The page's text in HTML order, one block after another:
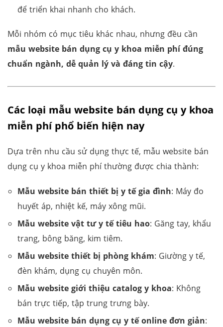
để triển khai nhanh cho khách.
Mỗi nhóm có mục tiêu khác nhau, nhưng đều cần
mẫu website bán dụng cụ y khoa miễn phí đúng
chuẩn ngành, dễ quản lý và đáng tin cậy.
Các loại mẫu website bán dụng cụ y khoa
miễn phí phổ biến hiện nay
Dựa trên nhu cầu sử dụng thực tế, mẫu website bán
dụng cụ y khoa miễn phí thường được chia thành:
Mẫu website bán thiết bị y tế gia đình: Máy đo
huyết áp, nhiệt kế, máy xông mũi.
Mẫu website vật tư y tế tiêu hao: Găng tay, khẩu
trang, bông băng, kim tiêm.
Mẫu website thiết bị phòng khám: Giường y tế,
đèn khám, dụng cụ chuyên môn.
Mẫu website giới thiệu catalog y khoa: Không
bán trực tiếp, tập trung trưng bày.
Mẫu website bán dụng cụ y tế online đơn giản: